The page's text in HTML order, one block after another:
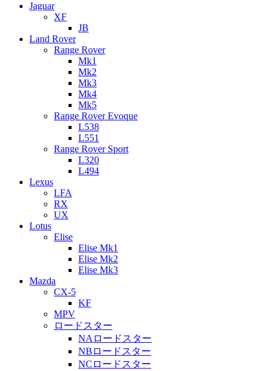
Jaguar
XF
JB
Land Rover
Range Rover
Mk1
Mk2
Mk3
Mk4
Mk5
Range Rover Evoque
L538
L551
Range Rover Sport
L320
L494
Lexus
LFA
RX
UX
Lotus
Elise
Elise Mk1
Elise Mk2
Elise Mk3
Mazda
CX-5
KF
MPV
ロードスター
NAロードスター
NBロードスター
NCロードスター